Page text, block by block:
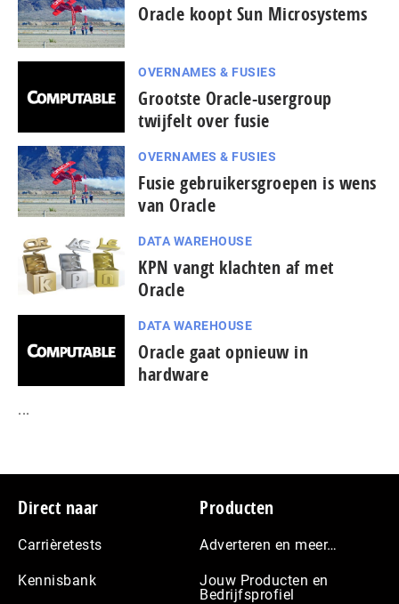
Oracle koopt Sun Microsystems
OVERNAMES & FUSIES
Grootste Oracle-usergroup
twijfelt over fusie
OVERNAMES & FUSIES
Fusie gebruikersgroepen is wens
van Oracle
DATA WAREHOUSE
KPN vangt klachten af met
Oracle
DATA WAREHOUSE
Oracle gaat opnieuw in
hardware
...
Footer
Direct naar
Carrièretests
Kennisbank
Producten
Adverteren en meer…
Jouw Producten en
Bedrijfsprofiel